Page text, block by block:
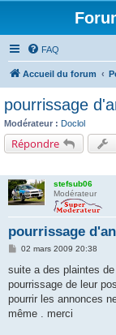
FAQ
Accueil du forum
pourrissage
Modérateur : Doclol
Répondre
stefsub06
Modérateur
pourrissage
M
s
a
g
02 mars 2009 20:38
suite a des plaintes
pourrissage de leur
pourrir les annonces
même . merci